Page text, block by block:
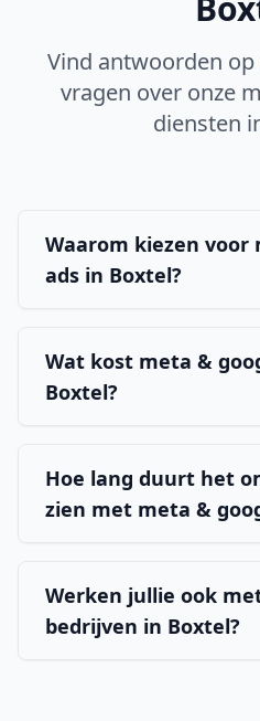
Vind antwoorden
vragen over onze
diensten
Waarom kiezen voor
ads in Boxtel?
Wat kost meta &
Boxtel?
Hoe lang duurt het
zien met meta &
Werken jullie ook
bedrijven in Boxtel?